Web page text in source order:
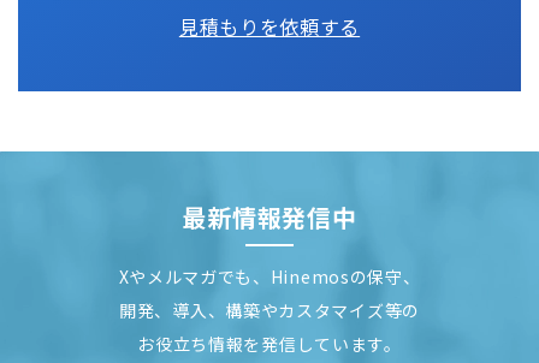
見積もりを依頼する
最新情報発信中
Xやメルマガでも、Hinemosの保守、
開発、導入、構築やカスタマイズ等の
お役立ち情報を発信しています。